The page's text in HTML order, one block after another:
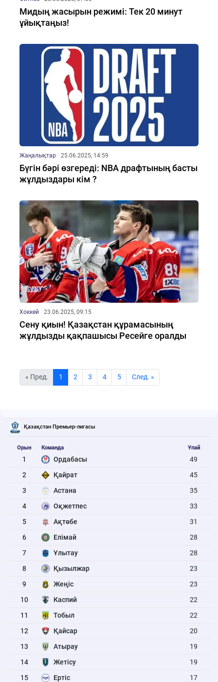
Мидың жасырын режимі: Тек 20 минут
ұйықтаңыз!
Жаңалықтар 25.06.2025, 14:59
Бүгін бәрі өзгереді: NBA драфтының басты
жұлдыздары кім ?
Хоккей 23.06.2025, 09:15
Сену қиын! Қазақстан құрамасының
жұлдызды қақпашысы Ресейге оралды
« Пред. 1 2 3 4 5 Cлед. »
Қазақстан Премьер-лигасы
Орын Команда Ұпай
1 Ордабасы
49
2
Қайрат
45
3
Астана
35
4
Оқжетпес
33
5
Ақтөбе
31
6
Елімай
28
7
Ұлытау
28
8
Қызылжар
23
9
Жеңіс
23
10
Каспий
22
11
Тобыл
22
12
Қайсар
20
13
Атырау
19
14
Жетісу
19
15
Ертіс
17